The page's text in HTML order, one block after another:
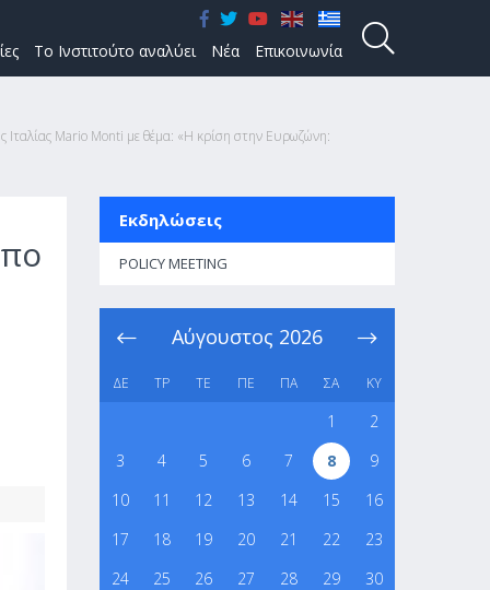
Το Ινστιτούτο αναλύει Νέα Επικοινωνία
Ιταλίας Mario Monti με θέμα: «Η κρίση στην Ευρωζώνη:
Εκδηλώσεις
POLICY MEETING
Αύγουστος 2026
ΔΕ ΤΡ ΤΕ ΠΕ ΠΑ ΣΑ ΚΥ
1
2
3
4 5 6 7 8
9
10
11 12 13 14 15
16
17
18 19 20 21 22
23
24
25 26 27 28 29
30